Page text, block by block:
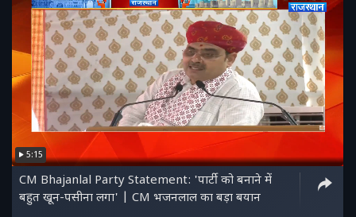
5:15
CM Bhajanlal Party Statement: 'पार्टी को बनाने में
बहुत खून-पसीना लगा' | CM भजनलाल का बड़ा बयान